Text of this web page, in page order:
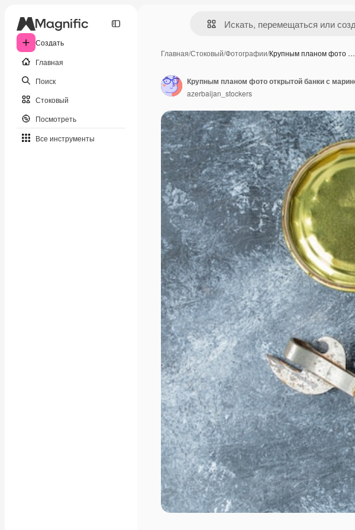
Создать
Главная
Поиск
Стоковый
Посмотреть
Все инструменты
Главная/Стоковый/Фотографии/Крупным планом фото …
azerbaijan_stockers